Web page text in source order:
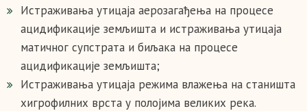
Истраживања утицаја аерозагађења на процесе
ацидификације земљишта и истраживања утицаја
матичног супстрата и биљака на процесе
ацидификације земљишта;
Истраживања утицаја режима влажења на станишта
хигрофилних врста у полојима великих река.